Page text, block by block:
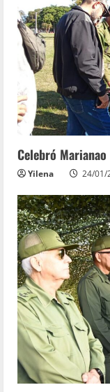
Celebró
Yilena 24/01/